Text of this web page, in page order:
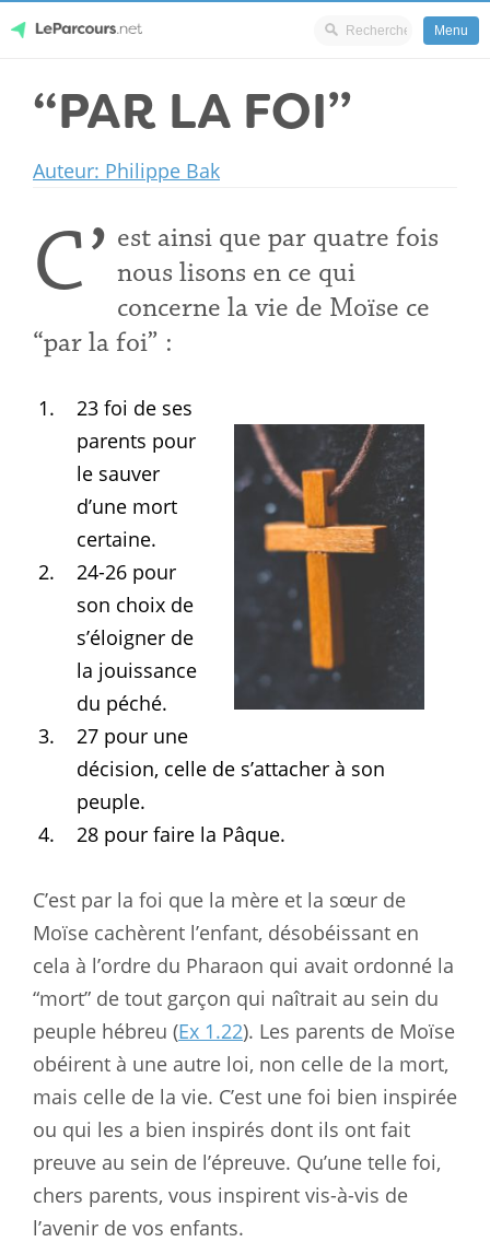
content
LeParcours.net
Menu
“PAR LA FOI”
Auteur: Philippe Bak
C’ est ainsi que par quatre fois
nous lisons en ce qui
concerne la vie de Moïse ce
“par la foi” :
23 foi de ses
parents pour
le sauver
d’une mort
certaine.
24-26 pour
son choix de
s’éloigner de
la jouissance
du péché.
27 pour une
décision, celle de s’attacher à son
peuple.
28 pour faire la Pâque.
C’est par la foi que la mère et la sœur de
Moïse cachèrent l’enfant, désobéissant en
cela à l’ordre du Pharaon qui avait ordonné la
“mort” de tout garçon qui naîtrait au sein du
peuple hébreu (Ex 1.22). Les parents de Moïse
obéirent à une autre loi, non celle de la mort,
mais celle de la vie. C’est une foi bien inspirée
ou qui les a bien inspirés dont ils ont fait
preuve au sein de l’épreuve. Qu’une telle foi,
chers parents, vous inspirent vis-à-vis de
l’avenir de vos enfants.